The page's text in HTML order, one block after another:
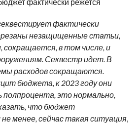
фактически
незащищенные статьи,
сокращается, в том числе, и
Секвестр идет. В
расходов сокращаются.
бюджета, к 2023 году они
полпроцента, это нормально,
что бюджет
менее, сейчас такая ситуация,